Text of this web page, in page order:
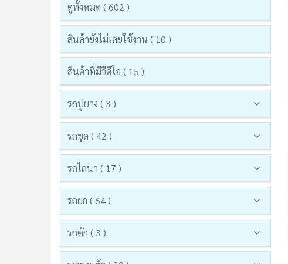
ดูทั้งหมด ( 602 )
สินค้ายังไม่เคยใช้งาน ( 10 )
สินค้าที่มีวีดีโอ ( 15 )
รถปูยาง ( 3 )
รถขุด ( 42 )
รถไถนา ( 17 )
รถยก ( 64 )
รถตัก ( 3 )